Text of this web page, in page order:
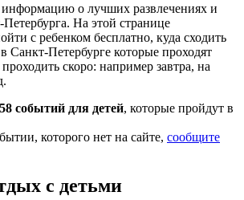
о лучших развлечениях и
На этой странице
с ребенком бесплатно, куда сходить
Санкт-Петербурге которые проходят
скоро: например завтра, на
событий для детей, которые пройдут в
которого нет на сайте, сообщите
с детьми